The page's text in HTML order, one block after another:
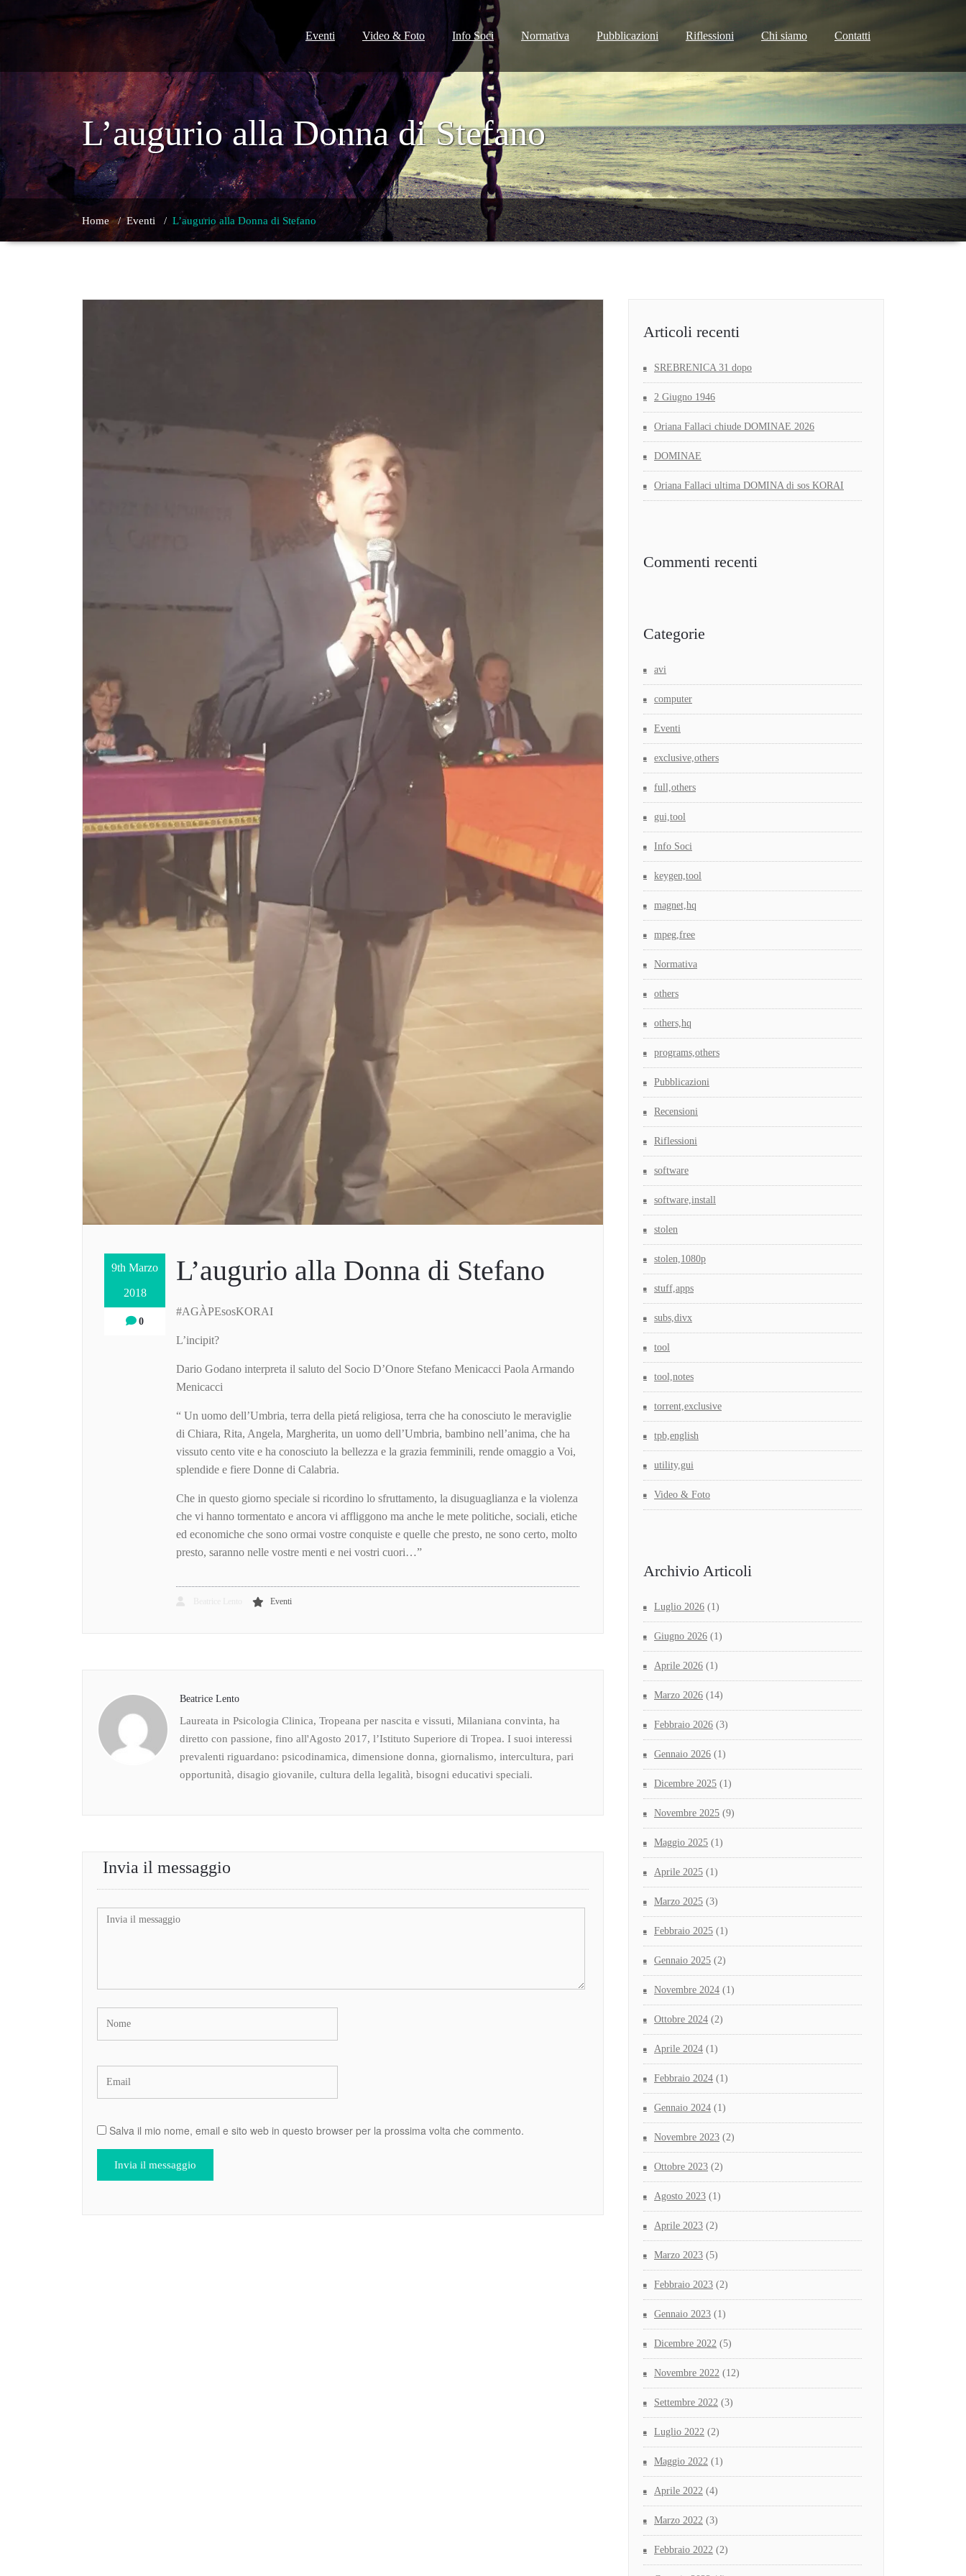
Eventi Video & Foto Info Soci Normativa Pubblicazioni Riflessioni Chi siamo Contatti
L’augurio alla Donna di Stefano
Home/Eventi / L’augurio alla Donna di Stefano
9th Marzo
2018
0
L’augurio alla Donna di Stefano
#AGÀPEsosKORAI
L’incipit?
Dario Godano interpreta il saluto del Socio D’Onore Stefano Menicacci Paola Armando
Menicacci
“ Un uomo dell’Umbria, terra della pietá religiosa, terra che ha conosciuto le meraviglie
di Chiara, Rita, Angela, Margherita, un uomo dell’Umbria, bambino nell’anima, che ha
vissuto cento vite e ha conosciuto la bellezza e la grazia femminili, rende omaggio a Voi,
splendide e fiere Donne di Calabria.
Che in questo giorno speciale si ricordino lo sfruttamento, la disuguaglianza e la violenza
che vi hanno tormentato e ancora vi affliggono ma anche le mete politiche, sociali, etiche
ed economiche che sono ormai vostre conquiste e quelle che presto, ne sono certo, molto
presto, saranno nelle vostre menti e nei vostri cuori…”
Eventi
Beatrice Lento
Laureata in Psicologia Clinica, Tropeana per nascita e vissuti, Milaniana convinta, ha
diretto con passione, fino all'Agosto 2017, l’Istituto Superiore di Tropea. I suoi interessi
prevalenti riguardano: psicodinamica, dimensione donna, giornalismo, intercultura, pari
opportunità, disagio giovanile, cultura della legalità, bisogni educativi speciali.
Invia il messaggio
Salva il mio nome, email e sito web in questo browser per la prossima volta che commento.
Articoli recenti
SREBRENICA 31 dopo
2 Giugno 1946
Oriana Fallaci chiude DOMINAE 2026
DOMINAE
Oriana Fallaci ultima DOMINA di sos KORAI
Commenti recenti
Categorie
avi
computer
Eventi
exclusive,others
full,others
gui,tool
Info Soci
keygen,tool
magnet,hq
mpeg,free
Normativa
others
others,hq
programs,others
Pubblicazioni
Recensioni
Riflessioni
software
software,install
stolen
stolen,1080p
stuff,apps
subs,divx
tool
tool,notes
torrent,exclusive
tpb,english
utility,gui
Video & Foto
Archivio Articoli
Luglio 2026 (1)
Giugno 2026 (1)
Aprile 2026 (1)
Marzo 2026 (14)
Febbraio 2026 (3)
Gennaio 2026 (1)
Dicembre 2025 (1)
Novembre 2025 (9)
Maggio 2025 (1)
Aprile 2025 (1)
Marzo 2025 (3)
Febbraio 2025 (1)
Gennaio 2025 (2)
Novembre 2024 (1)
Ottobre 2024 (2)
Aprile 2024 (1)
Febbraio 2024 (1)
Gennaio 2024 (1)
Novembre 2023 (2)
Ottobre 2023 (2)
Agosto 2023 (1)
Aprile 2023 (2)
Marzo 2023 (5)
Febbraio 2023 (2)
Gennaio 2023 (1)
Dicembre 2022 (5)
Novembre 2022 (12)
Settembre 2022 (3)
Luglio 2022 (2)
Maggio 2022 (1)
Aprile 2022 (4)
Marzo 2022 (3)
Febbraio 2022 (2)